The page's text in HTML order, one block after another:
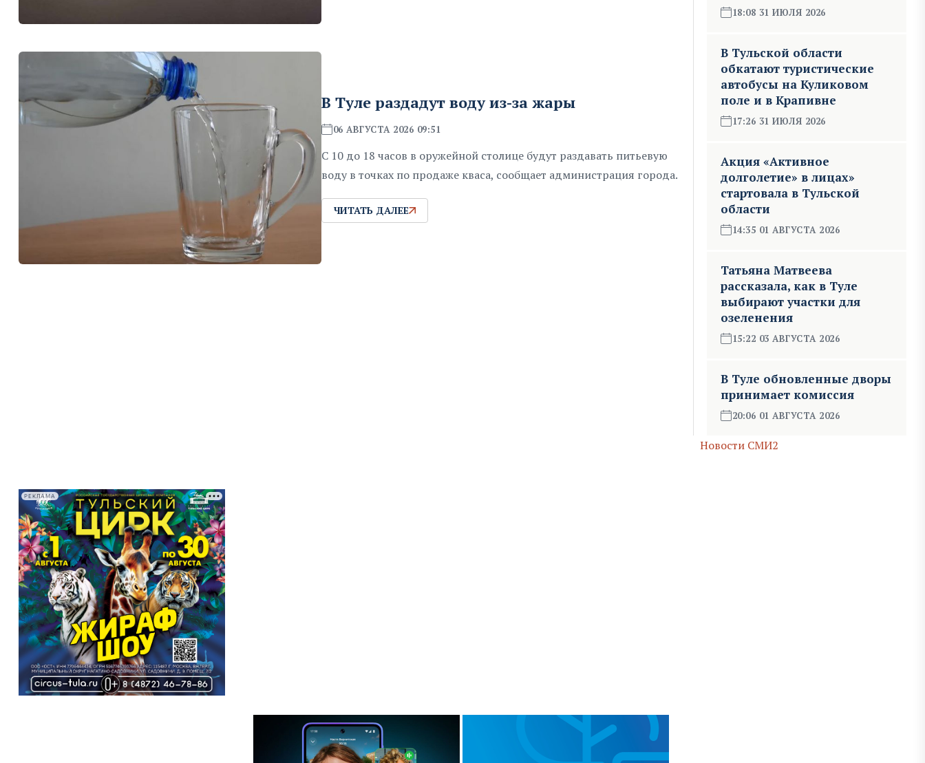
В Туле раздадут воду из-за жары
06 АВГУСТА 2026 09:51
С 10 до 18 часов в оружейной столице будут раздавать питьевую
воду в точках по продаже кваса, сообщает администрация города.
ЧИТАТЬ ДАЛЕЕ
18:08 31 ИЮЛЯ 2026
В Тульской области
обкатают туристические
автобусы на Куликовом
поле и в Крапивне
17:26 31 ИЮЛЯ 2026
Акция «Активное
долголетие» в лицах»
стартовала в Тульской
области
14:35 01 АВГУСТА 2026
Татьяна Матвеева
рассказала, как в Туле
выбирают участки для
озеленения
15:22 03 АВГУСТА 2026
В Туле обновленные дворы
принимает комиссия
20:06 01 АВГУСТА 2026
Новости СМИ2
РЕКЛАМА